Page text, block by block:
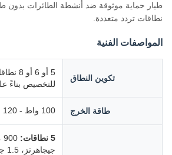
طيار حماية موثوقة ضد أنشطة الطائرات بدون
نطاقات تردد متعددة.
المواصفات الفنية
تكوين النطاق
5 أو 6 أو
للتخصيص بناءً
طاقة الخرج 100 واط - 120 واط
5 نطاقات: